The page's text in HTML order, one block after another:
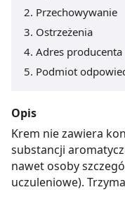
Przechowywanie
Ostrzeżenia
Adres producenta
Podmiot
Opis
Krem nie zawiera
substancji
nawet osoby
uczuleniowe).